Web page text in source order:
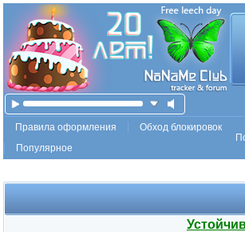
Правила оформления
Обход блокировок
Популярное